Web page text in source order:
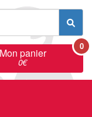
Mon panier
0€
0